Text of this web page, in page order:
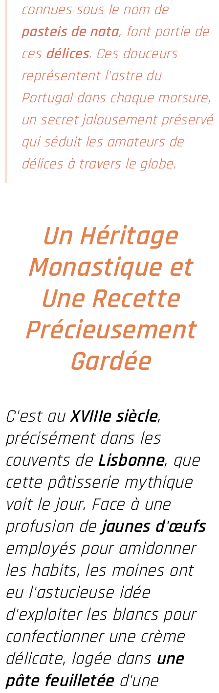
connues sous le nom de
pasteis de nata, font partie de
ces délices. Ces douceurs
représentent l'astre du
Portugal dans chaque morsure,
un secret jalousement préservé
qui séduit les amateurs de
délices à travers le globe.
Un Héritage
Monastique et
Une Recette
Précieusement
Gardée
C'est au XVIIIe siècle,
précisément dans les
couvents de Lisbonne, que
cette pâtisserie mythique
voit le jour. Face à une
profusion dejaunes d'œufs
employés pour amidonner
les habits, les moines ont
eu l'astucieuse idée
d'exploiter les blancs pour
confectionner une crème
délicate, logée dans une
pâte feuilletéed'une